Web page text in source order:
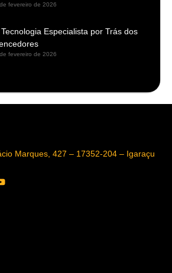
fevereiro de 2026
Tecnologia Especialista por Trás dos
fevereiro de 2026
Marques, 427 – 17352-204 – Igaraçu